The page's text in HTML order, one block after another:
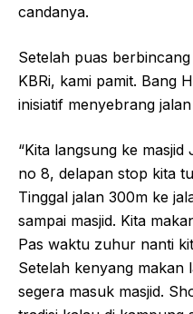
candanya.
Setelah puas
KBRi, kami pamit. Bang
inisiatif menyebrang
“Kita langsung ke
no 8, delapan stop kita
Tinggal jalan 300m ke
sampai masjid. Kita
Pas waktu zuhur nanti
Setelah kenyang makan
segera masuk masjid.